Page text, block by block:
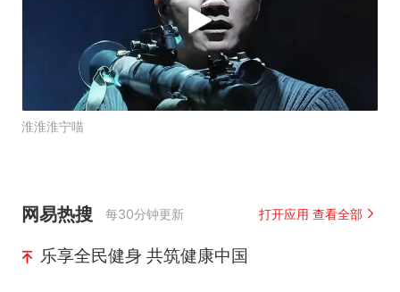
淮淮淮宁喵
网易热搜 每30分钟更新 打开应用 查看全部
乐享全民健身 共筑健康中国